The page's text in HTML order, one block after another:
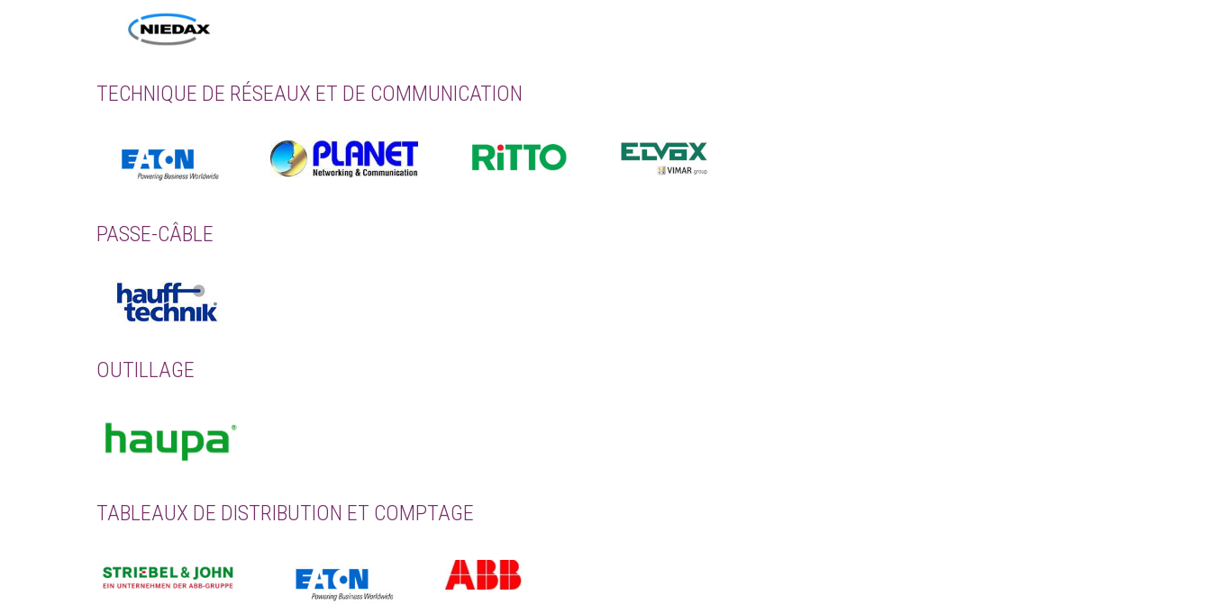
TECHNIQUE DE RÉSEAUX ET DE COMMUNICATION
PASSE-CÂBLE
OUTILLAGE
TABLEAUX DE DISTRIBUTION ET COMPTAGE